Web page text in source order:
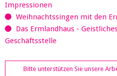
Impressionen
Weihnachtssingen mit den
Das Ermlandhaus -
Geschäftsstelle
Bitte unterstützen Sie unsere